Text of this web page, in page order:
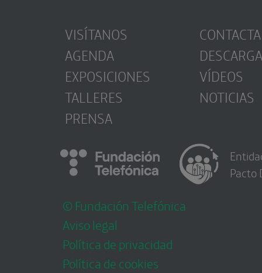
VISÍTANOS
AGENDA
EXPOSICIONES
TALLERES
PRENSA
CONTACTA
VÍDEOS
NOTICIAS
© Fundación Telefónica
Aviso legal
Política de privacidad
Política de cookies
Pacto